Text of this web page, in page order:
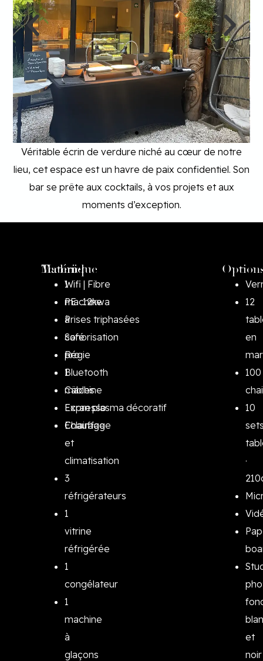
Véritable écrin de verdure niché au cœur de notre
lieu, cet espace est un havre de paix confidentiel. Son
bar se prête aux cocktails, à vos projets et aux
moments d’exception.
Matériel
1
machine
à
café
pro
1
machine
Expresso
Chauffage
et
climatisation
3
réfrigérateurs
1
vitrine
réfrigérée
1
congélateur
1
machine
à
glaçons
Technique
Wifi | Fibre
PE · 12kwa
Prises triphasées
Sonorisation
Régie
Bluetooth
Câbles
Ecran plasma décoratif
Eclairage
12
en
100
10
·
et
noir